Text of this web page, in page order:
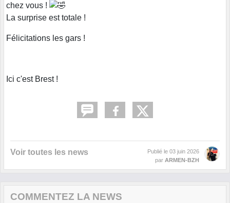
chez vous !
La surprise est totale !
Félicitations les gars !
Ici c'est Brest !
Voir toutes les news Publié le 03 juin 2026
par ARMEN-BZH
COMMENTEZ LA NEWS